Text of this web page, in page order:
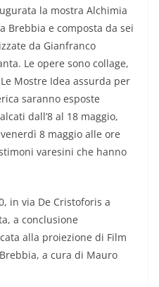
la mostra Alchimia
Brebbia e composta da sei
da Gianfranco
Le opere sono collage,
Mostre Idea assurda per
saranno esposte
dall’8 al 18 maggio,
8 maggio alle ore
varesini che hanno
in via De Cristoforis a
a conclusione
alla proiezione di Film
a cura di Mauro